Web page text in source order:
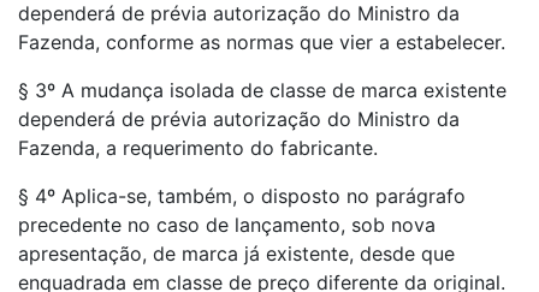
dependerá de prévia autorização do Ministro da
Fazenda, conforme as normas que vier a estabelecer.
§ 3º A mudança isolada de classe de marca existente
dependerá de prévia autorização do Ministro da
Fazenda, a requerimento do fabricante.
§ 4º Aplica-se, também, o disposto no parágrafo
precedente no caso de lançamento, sob nova
apresentação, de marca já existente, desde que
enquadrada em classe de preço diferente da original.